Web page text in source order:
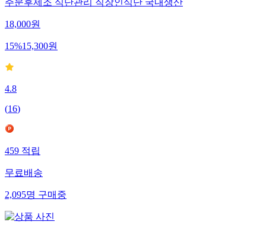
주문후제조 식단관리 직장인식단 국내생산
18,000원
15%15,300원
4.8
(16)
459적립
무료배송
2,095명구매중